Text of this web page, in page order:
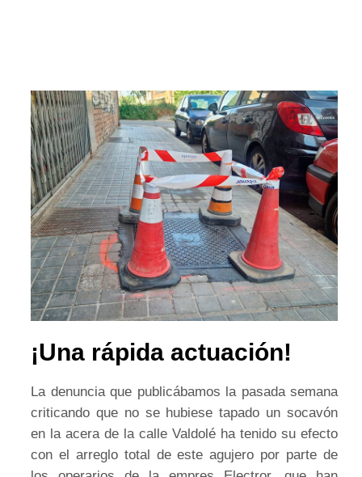
¡Una rápida actuación!
La denuncia que publicábamos la pasada semana
criticando que no se hubiese tapado un socavón
en la acera de la calle Valdolé ha tenido su efecto
con el arreglo total de este agujero por parte de